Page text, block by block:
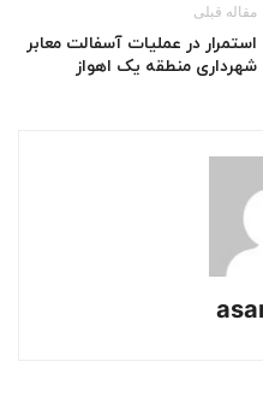
مقاله قبلی
استمرار در عملیات آسفالت معابر
شهرداری منطقه یک اهواز